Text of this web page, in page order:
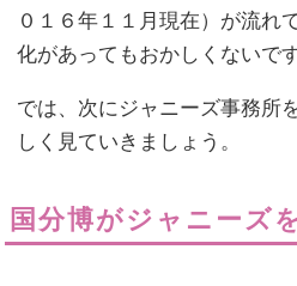
０１６年１１月現在）が流れ
化があってもおかしくないです
では、次にジャニーズ事務所
しく見ていきましょう。
国分博がジャニーズ